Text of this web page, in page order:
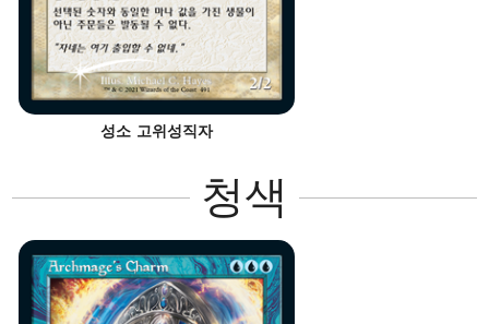
성소 고위성직자
청색